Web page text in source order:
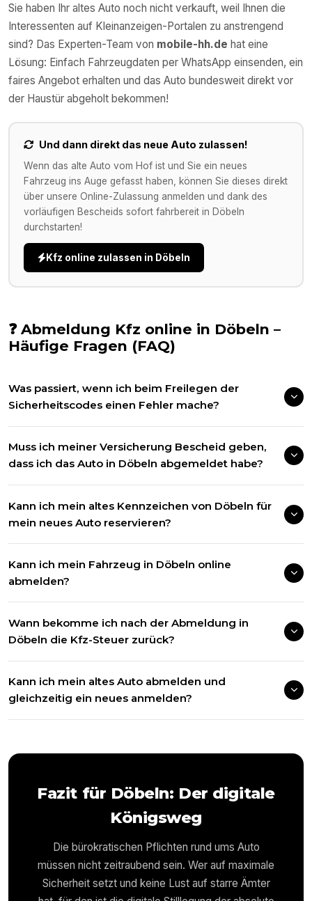
Sie haben Ihr altes Auto noch nicht verkauft, weil Ihnen die
Interessenten auf Kleinanzeigen-Portalen zu anstrengend
sind? Das Experten-Team von mobile-hh.de hat eine
Lösung: Einfach Fahrzeugdaten per WhatsApp einsenden, ein
faires Angebot erhalten und das Auto bundesweit direkt vor
der Haustür abgeholt bekommen!
Und dann direkt das neue Auto zulassen!
Wenn das alte Auto vom Hof ist und Sie ein neues
Fahrzeug ins Auge gefasst haben, können Sie dieses direkt
über unsere Online-Zulassung anmelden und dank des
vorläufigen Bescheids sofort fahrbereit in Döbeln
durchstarten!
Kfz online zulassen in Döbeln
❓ Abmeldung Kfz online in Döbeln –
Häufige Fragen (FAQ)
Was passiert, wenn ich beim Freilegen der
Sicherheitscodes einen Fehler mache?
Muss ich meiner Versicherung Bescheid geben,
dass ich das Auto in Döbeln abgemeldet habe?
Kann ich mein altes Kennzeichen von Döbeln für
mein neues Auto reservieren?
Kann ich mein Fahrzeug in Döbeln online
abmelden?
Wann bekomme ich nach der Abmeldung in
Döbeln die Kfz-Steuer zurück?
Kann ich mein altes Auto abmelden und
gleichzeitig ein neues anmelden?
Fazit für Döbeln: Der digitale
Königsweg
Die bürokratischen Pflichten rund ums Auto
müssen nicht zeitraubend sein. Wer auf maximale
Sicherheit setzt und keine Lust auf starre Ämter